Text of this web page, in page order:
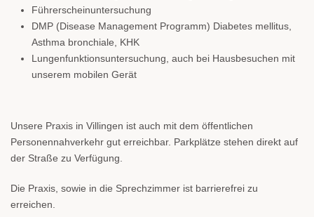
Führerscheinuntersuchung
DMP (Disease Management Programm) Diabetes mellitus,
Asthma bronchiale, KHK
Lungenfunktionsuntersuchung, auch bei Hausbesuchen mit
unserem mobilen Gerät
Unsere Praxis in Villingen ist auch mit dem öffentlichen
Personennahverkehr gut erreichbar. Parkplätze stehen direkt auf
der Straße zu Verfügung.
Die Praxis, sowie in die Sprechzimmer ist barrierefrei zu
erreichen.